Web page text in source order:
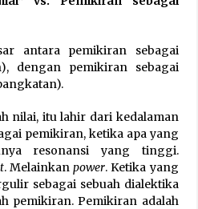
ago
Iran dalam Tiga Ayat: Memahami
dan Kristen dalam Dinamika
ago
antara pemikiran sebagai
dengan pemikiran sebagai
nilai, itu lahir dari kedalaman
pemikiran, ketika apa yang
resonansi yang tinggi.
. Melainkanpower. Ketika yang
sebagai sebuah dialektika
pemikiran. Pemikiran adalah